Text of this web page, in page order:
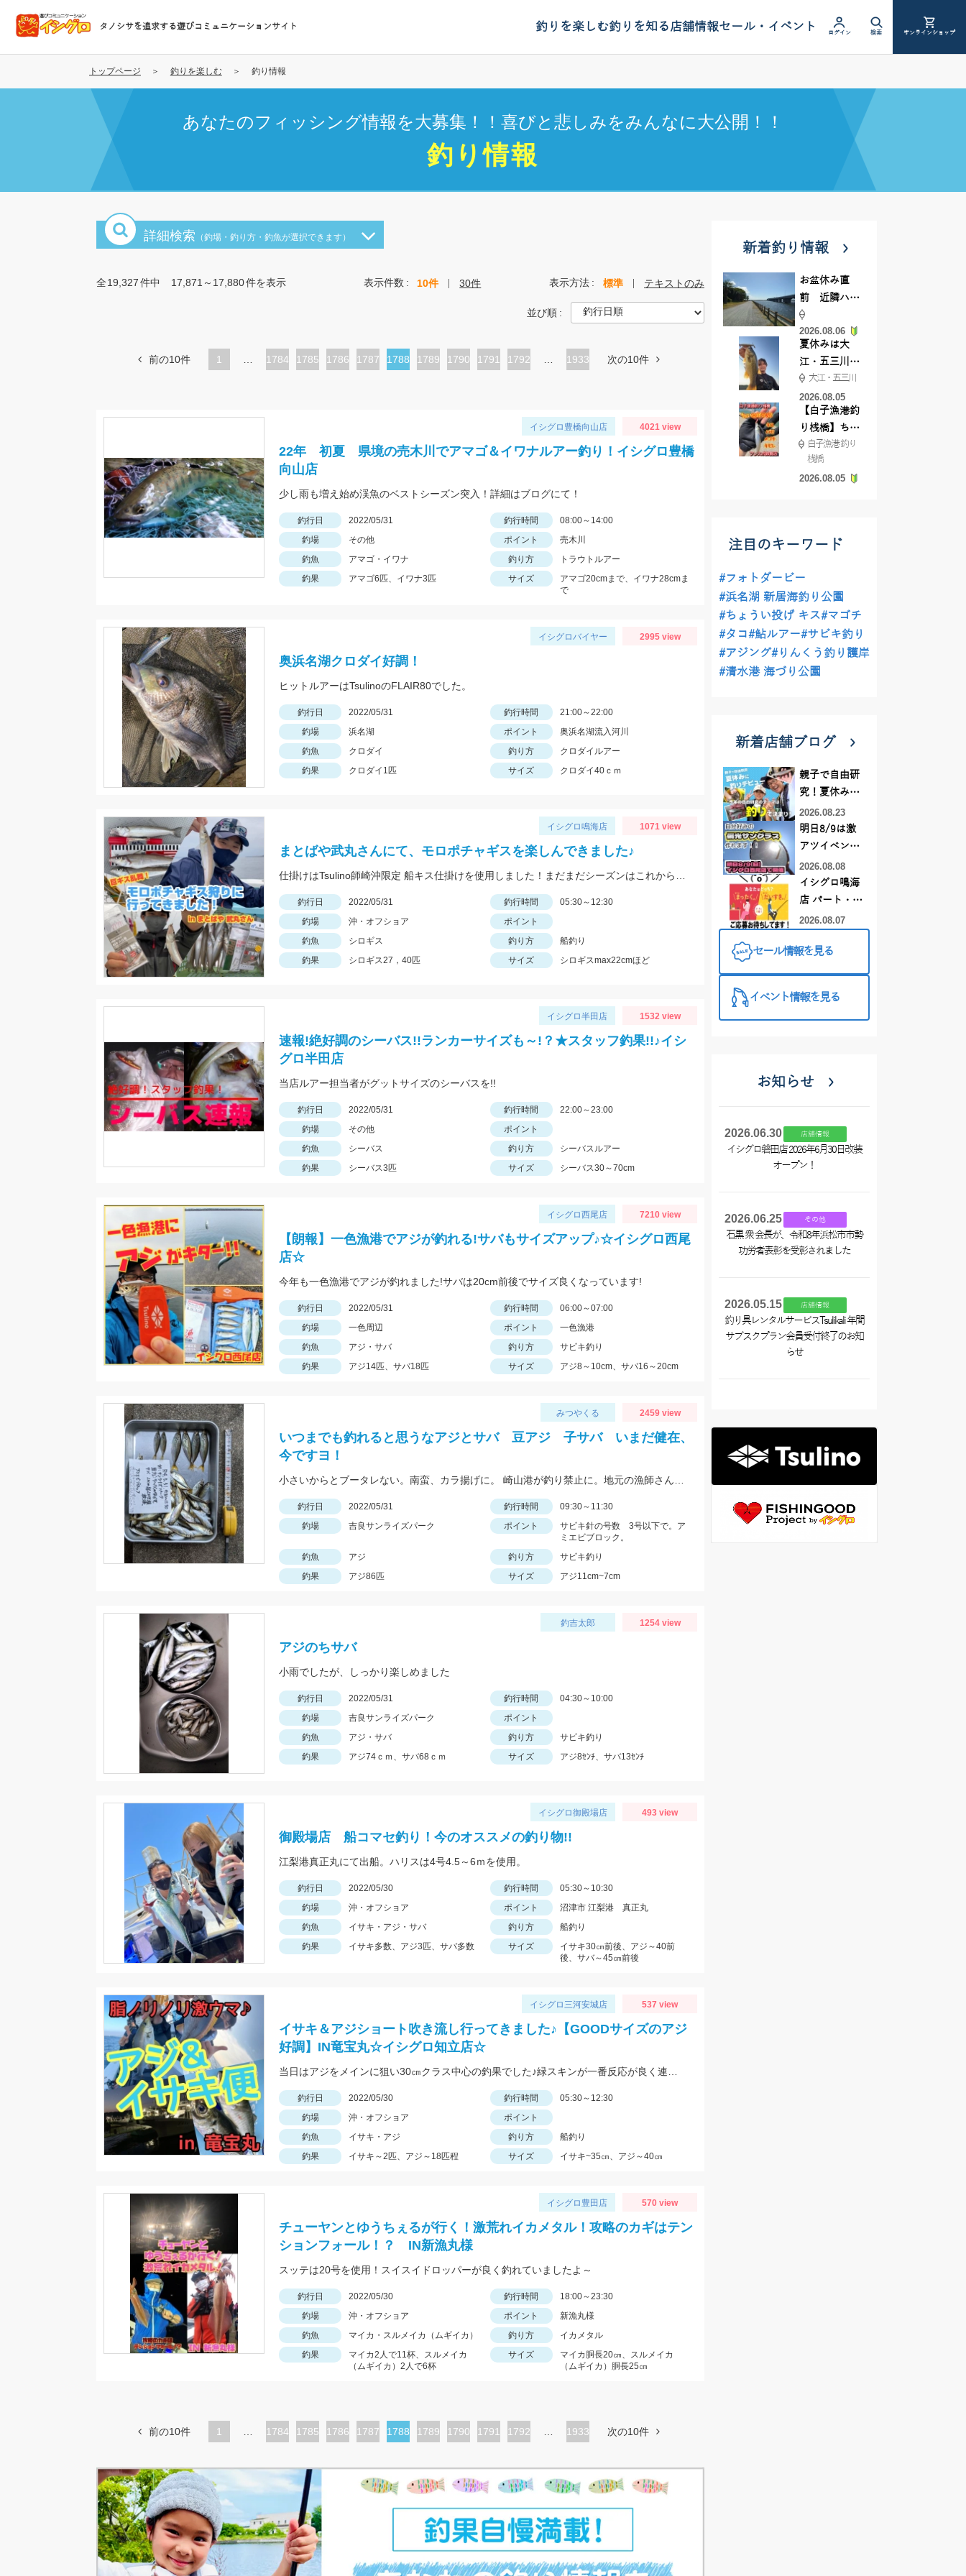
コ
テ
タノシサを追求する遊びコミュニケーションサイト 釣りを楽しむ釣りを知る店舗情報セール・イベント ログイン 検索 オンラインショップ
トップページ 釣りを楽しむ 釣り情報
あなたのフィッシング情報を大募集！！喜びと悲しみをみんなに大公開！！
釣り情報
詳細検索 （釣場・釣り方・釣魚が選択できます）
全19,327件中 17,871～17,880件を表示 表示件数 10件 30件 表示方法 標準 テキストのみ
並び順
前の10件 1
ペ
1784
ペ
1785
ペ
1786
ペ
1787
カ
ペ
ジ
1788
ペ
1789
ペ
1790
ペ
1791
ペ
1792 1933 次の10件
イシグロ豊橋向山店 4021 view
22年 初夏 県境の売木川でアマゴ＆イワナルアー釣り！イシグロ豊橋
向山店
少し雨も増え始め渓魚のベストシーズン突入！詳細はブログにて！
釣行日 2022/05/31 釣行時間
08:00～14:00
釣場
その他 ポイント
売木川
釣魚
アマゴ・イワナ 釣り方
トラウトルアー
釣果
アマゴ6匹、イワナ3匹 サイズ
アマゴ20cmまで、イワナ28cmま
で
イシグロバイヤー 2995 view
奥浜名湖クロダイ好調！
ヒットルアーはTsulinoのFLAIR80でした。
釣行日 2022/05/31 釣行時間
21:00～22:00
釣場
浜名湖 ポイント
奥浜名湖流入河川
釣魚
クロダイ 釣り方
クロダイルアー
釣果
クロダイ1匹 サイズ クロダイ40ｃｍ
イシグロ鳴海店 1071 view
まとばや武丸さんにて、モロポチャギスを楽しんできました♪
釣行日 2022/05/31 釣行時間
05:30～12:30
釣場
沖・オフショア
ポイント
釣魚
シロギス 釣り方
船釣り
釣果
シロギス27，40匹 サイズ シロギスmax22cmほど
イシグロ半田店 1532 view
速報!絶好調のシーバス!!ランカーサイズも～!？★スタッフ釣果!!♪イシ
グロ半田店
当店ルアー担当者がグットサイズのシーバスを!!
釣行日 2022/05/31 釣行時間
22:00～23:00
釣場
その他
ポイント
釣魚
シーバス 釣り方
シーバスルアー
釣果
シーバス3匹 サイズ シーバス30～70cm
イシグロ西尾店 7210 view
【朗報】一色漁港でアジが釣れる!サバもサイズアップ♪☆イシグロ西尾
店☆
今年も一色漁港でアジが釣れました!サバは20cm前後でサイズ良くなっています!
釣行日 2022/05/31 釣行時間
06:00～07:00
釣場
一色周辺 ポイント
一色漁港
釣魚
アジ・サバ 釣り方
サビキ釣り
釣果
アジ14匹、サバ18匹 サイズ アジ8～10cm、サバ16～20cm
みつやくる 2459 view
いつまでも釣れると思うなアジとサバ 豆アジ 子サバ いまだ健在、
今ですヨ！
釣行日 2022/05/31 釣行時間
09:30～11:30
釣場
吉良サンライズパーク ポイント
サビキ針の号数 3号以下で。ア
ミエビブロック。
釣魚
アジ 釣り方
サビキ釣り
釣果
アジ86匹 サイズ アジ11cm~7cm
釣吉太郎 1254 view
アジのちサバ
小雨でしたが、しっかり楽しめました
釣行日 2022/05/31 釣行時間
04:30～10:00
釣場
吉良サンライズパーク
ポイント
釣魚
アジ・サバ 釣り方
サビキ釣り
釣果
アジ74ｃｍ、サバ68ｃｍ サイズ アジ8ｾﾝﾁ、サバ13ｾﾝﾁ
イシグロ御殿場店 493 view
御殿場店 船コマセ釣り！今のオススメの釣り物!!
江梨港真正丸にて出船。ハリスは4号4.5～6ｍを使用。
釣行日 2022/05/30 釣行時間
05:30～10:30
釣場
沖・オフショア ポイント
沼津市 江梨港 真正丸
釣魚
イサキ・アジ・サバ 釣り方
船釣り
釣果
イサキ多数、アジ3匹、サバ多数 サイズ
イサキ30㎝前後、アジ～40前
後、サバ～45㎝前後
イシグロ三河安城店 537 view
イサキ＆アジショート吹き流し行ってきました♪【GOODサイズのアジ
好調】IN竜宝丸☆イシグロ知立店☆
釣行日 2022/05/30 釣行時間
05:30～12:30
釣場
沖・オフショア
ポイント
釣魚
イサキ・アジ 釣り方
船釣り
釣果
イサキ～2匹、アジ～18匹程 サイズ イサキ~35㎝、アジ～40㎝
イシグロ豊田店 570 view
チューヤンとゆうちぇるが行く！激荒れイカメタル！攻略のカギはテン
ションフォール！？ IN新漁丸様
スッテは20号を使用！スイスイドロッパーが良く釣れていましたよ～
釣行日 2022/05/30 釣行時間
18:00～23:30
釣場
沖・オフショア ポイント
新漁丸様
釣魚
マイカ・スルメイカ（ムギイカ） 釣り方
イカメタル
釣果
マイカ2人で11杯、スルメイカ
（ムギイカ）2人で6杯
サイズ
マイカ胴長20㎝、スルメイカ
（ムギイカ）胴長25㎝
前の10件 1
ペ
1784
ペ
ジ
1785
ペ
1786
ペ
1787
カ
ト
ジ
1788
ペ
1789
ペ
1790
ペ
1791
ペ
1792 1933 次の10件
新着釣り情報
お盆休み直
前 近隣ハゼ
釣り場調査し
てきました
2026.08.06
夏休みは大
江・五三川で
バスフィッシ
ング♪
大江・五三川
2026.08.05
【白子漁港釣
り桟橋】ちょ
い投げ釣りが
絶好調!キスや
ハゼが簡単に
白子漁港 釣り
桟橋
2026.08.05
注目のキーワード
#フォトダービー
#浜名湖 新居海釣り公園
#ちょうい投げ キス#マゴチ
#タコ#鮎ルアー#サビキ釣り
#アジング#りんくう釣り護岸
#清水港 海づり公園
新着店舗ブログ
親子で自由研
究！夏休みに
釣りデビュー
2026.08.23
明日8/9は激
アツイベント
日！！！～オ
ーダー偏光グ
ラス受注会～
2026.08.08
イシグロ鳴海
店 パート・ア
ルバイトスタ
募集中！
2026.08.07
セール情報を見る
イベント情報を見る
お知らせ
2026.06.30 店舗情報
イシグロ磐田店 2026年6月30日改装
オープン！
2026.06.25 その他
石黒 衆 会長が、令和8年浜松市市勢
功労者表彰を受彰されました
2026.05.15 店舗情報
釣り具レンタルサービスTsulikali 年間
サブスクプラン会員受付終了のお知
らせ